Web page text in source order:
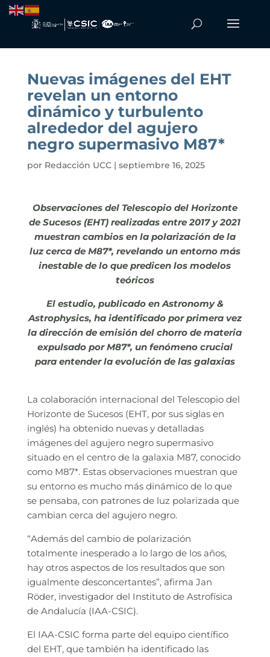
Nuevas imágenes del EHT
revelan un entorno
dinámico y turbulento
alrededor del agujero
negro supermasivo M87*
por Redacción UCC| septiembre 16, 2025
Observaciones del Telescopio del Horizonte
de Sucesos (EHT) realizadas entre 2017 y 2021
muestran cambios en la polarización de la
luz cerca de M87*, revelando un entorno más
inestable de lo que predicen los modelos
teóricos
El estudio, publicado en Astronomy &
Astrophysics, ha identificado por primera vez
la dirección de emisión del chorro de materia
expulsado por M87*, un fenómeno crucial
para entender la evolución de las galaxias
La colaboración internacional del Telescopio del
Horizonte de Sucesos (EHT, por sus siglas en
inglés) ha obtenido nuevas y detalladas
imágenes del agujero negro supermasivo
situado en el centro de la galaxia M87, conocido
como M87*. Estas observaciones muestran que
su entorno es mucho más dinámico de lo que
se pensaba, con patrones de luz polarizada que
cambian cerca del agujero negro.
“Además del cambio de polarización
totalmente inesperado a lo largo de los años,
hay otros aspectos de los resultados que son
igualmente desconcertantes”, afirma Jan
Röder, investigador del Instituto de Astrofísica
de Andalucía (IAA-CSIC).
El IAA-CSIC forma parte del equipo científico
del EHT, que también ha identificado las